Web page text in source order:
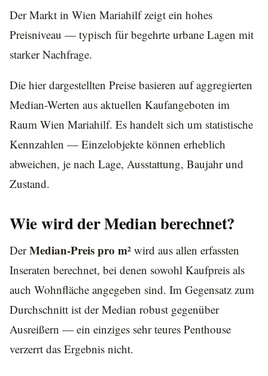
Der Markt in Wien Mariahilf zeigt ein hohes
Preisniveau — typisch für begehrte urbane Lagen mit
starker Nachfrage.
Die hier dargestellten Preise basieren auf aggregierten
Median-Werten aus aktuellen Kaufangeboten im
Raum Wien Mariahilf. Es handelt sich um statistische
Kennzahlen — Einzelobjekte können erheblich
abweichen, je nach Lage, Ausstattung, Baujahr und
Zustand.
Wie wird der Median berechnet?
DerMedian-Preis pro m² wird aus allen erfassten
Inseraten berechnet, bei denen sowohl Kaufpreis als
auch Wohnfläche angegeben sind. Im Gegensatz zum
Durchschnitt ist der Median robust gegenüber
Ausreißern — ein einziges sehr teures Penthouse
verzerrt das Ergebnis nicht.